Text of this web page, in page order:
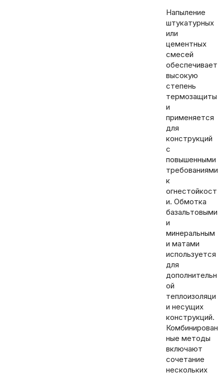
Напыление
штукатурных
или
цементных
смесей
обеспечивает
высокую
степень
термозащиты
и
применяется
для
конструкций
с
повышенными
требованиями
к
огнестойкост
и. Обмотка
базальтовыми
и
минеральным
и матами
используется
для
дополнительн
ой
теплоизоляци
и несущих
конструкций.
Комбинирован
ные методы
включают
сочетание
нескольких